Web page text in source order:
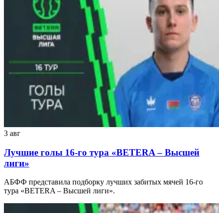
3 авг
Лучшие голы 16-го тура «BETERA – Высшей
лиги»
АБФФ представила подборку лучших забитых мячей 16-го
тура «BETERA – Высшей лиги».